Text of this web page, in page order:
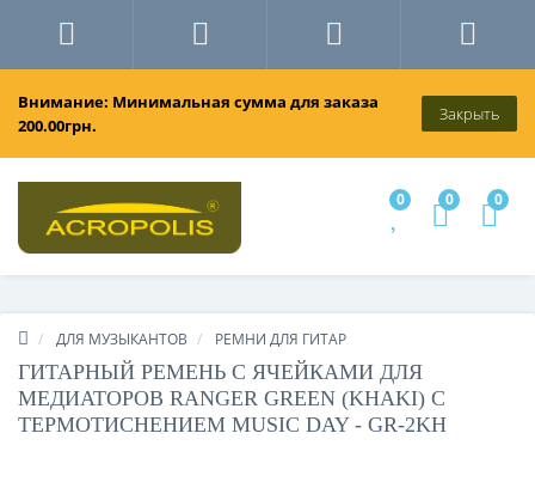
Внимание: Минимальная сумма для заказа
200.00грн.
Закрыть
0 0 0
ДЛЯ МУЗЫКАНТОВ РЕМНИ ДЛЯ ГИТАР
ГИТАРНЫЙ РЕМЕНЬ С ЯЧЕЙКАМИ ДЛЯ
МЕДИАТОРОВ RANGER GREEN (KHAKI) С
ТЕРМОТИСНЕНИЕМ MUSIC DAY - GR-2KH